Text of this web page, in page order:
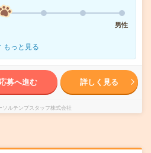
男性
もっと見る
応募へ進む 詳しく見る
ソルテンプスタッフ株式会社